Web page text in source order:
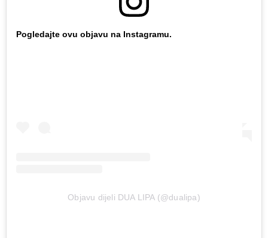
Pogledajte ovu objavu na Instagramu.
Objavu dijeli DUA LIPA (@dualipa)